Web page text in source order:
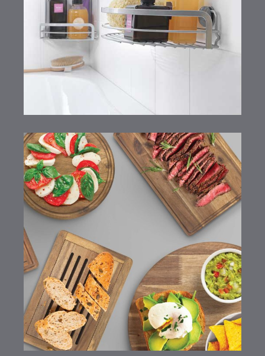
Viva! Line
Schneide-Bretter aus
Akazienholz